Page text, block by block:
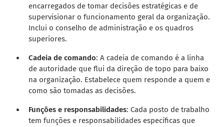
encarregados de tomar decisões estratégicas e de
supervisionar o funcionamento geral da organização.
Inclui o conselho de administração e os quadros
superiores.
Cadeia de comando: A cadeia de comando é a linha
de autoridade que flui da direção de topo para baixo
na organização. Estabelece quem responde a quem e
como são tomadas as decisões.
Funções e responsabilidades: Cada posto de trabalho
tem funções e responsabilidades específicas que